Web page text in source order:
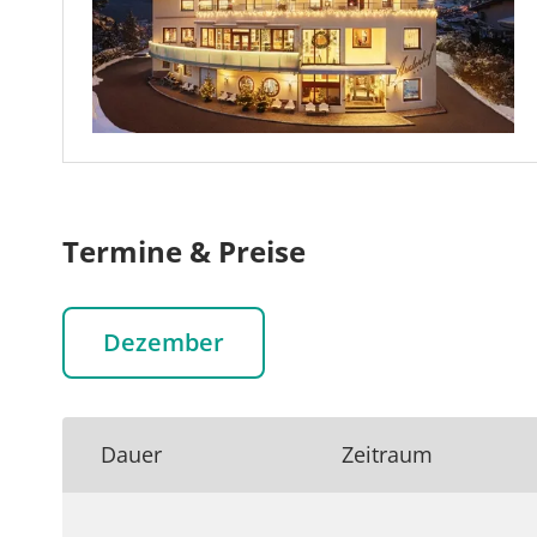
Keine Reisen auf der Merkliste
Facebook
WhatsApp
Termine & Preise
Dezember
Dauer Zeitraum